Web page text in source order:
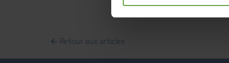
Retour aux articles